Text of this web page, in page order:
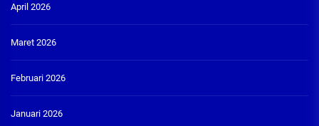
April 2026
Maret 2026
Februari 2026
Januari 2026